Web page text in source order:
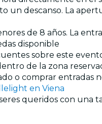
un descanso. La
de 8 años. La
disponible
sobre este
de la zona
o comprar entradas
en Viena
queridos con una